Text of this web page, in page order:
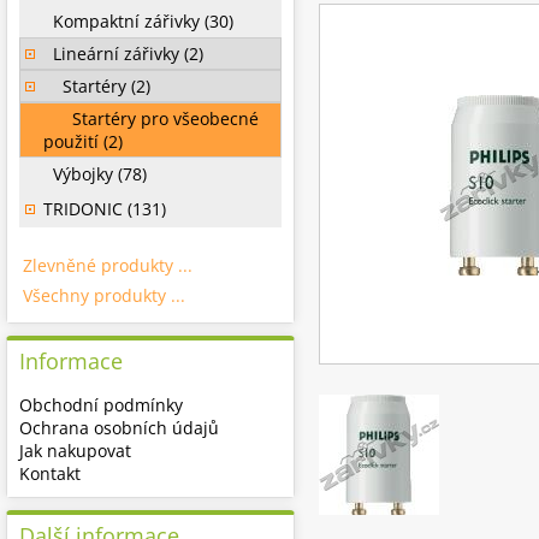
Kompaktní zářivky (30)
Lineární zářivky (2)
Startéry (2)
Startéry pro všeobecné
použití (2)
Výbojky (78)
TRIDONIC (131)
Zlevněné produkty ...
Všechny produkty ...
Informace
Obchodní podmínky
Ochrana osobních údajů
Jak nakupovat
Kontakt